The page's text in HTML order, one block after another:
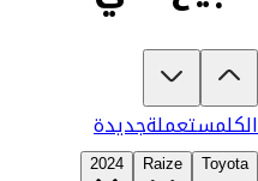
تبغى تشتري تويوتا رايز 2024؟
الكلمستعملةجديدة
Toyota
Raize
2024